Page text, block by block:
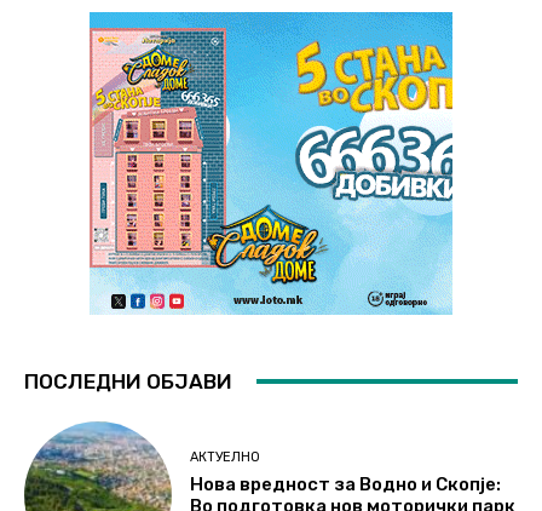
ПОСЛЕДНИ ОБЈАВИ
АКТУЕЛНО
Нова вредност за Водно и Скопје:
Во подготовка нов моторички парк